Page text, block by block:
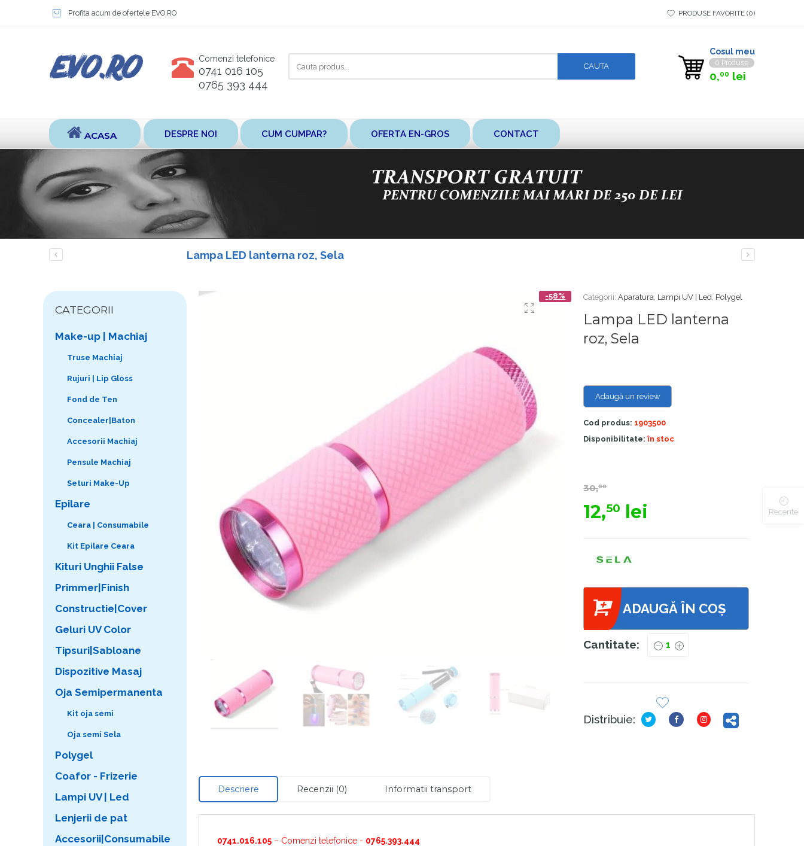
Profita acum de ofertele EVO.RO PRODUSE FAVORITE 0
Comenzi telefonice
0741 016 105
0765 393 444
aici
Cosul meu
0 Produse
0,00 lei
ACASA DESPRE NOI CUM CUMPAR? OFERTA EN-GROS CONTACT
Lampa LED lanterna roz, Sela
-58% Categorii:Aparatura, Lampi UV | Led, Polygel
Lampa LED lanterna
roz, Sela
Adaugă un review
Cod produs: 1903500
Disponibilitate: în stoc
30,00
12,50 lei
ADAUGĂ ÎN COȘ
Cantitate:
Distribuie:
Descriere Recenzii (0) Informatii transport
0741.016.105 – Comenzi telefonice - 0765.393.444
CATEGORII
Make-up | Machiaj
Truse Machiaj
Rujuri | Lip Gloss
Fond de Ten
Concealer|Baton
Accesorii Machiaj
Pensule Machiaj
Seturi Make-Up
Epilare
Ceara | Consumabile
Kit Epilare Ceara
Kituri Unghii False
Primmer|Finish
Constructie|Cover
Geluri UV Color
Tipsuri|Sabloane
Dispozitive Masaj
Oja Semipermanenta
Kit oja semi
Oja semi Sela
Polygel
Coafor - Frizerie
Lampi UV | Led
Lenjerii de pat
Accesorii|Consumabile
Recente